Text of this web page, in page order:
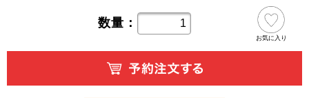
数量：
お気に入り